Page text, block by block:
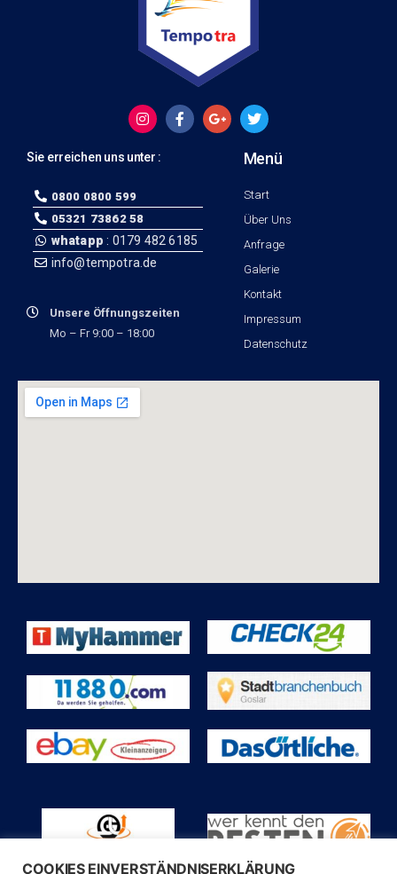
Sie erreichen uns unter :
0800 0800 599
05321 73862 58
whatapp: 0179 482 6185
info@tempotra.de
Unsere Öffnungszeiten
Mo – Fr 9:00 – 18:00
Menü
Start
Über Uns
Anfrage
Galerie
Kontakt
Impressum
Datenschutz
COOKIES EINVERSTÄNDNISERKLÄRUNG